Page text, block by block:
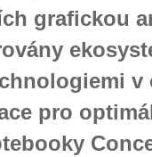
gra­fic­kou
pro